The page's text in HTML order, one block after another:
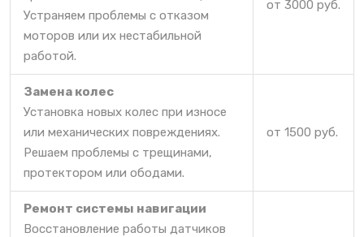
Устраняем проблемы с отказом
моторов или их нестабильной
работой.
от 3000 руб.
Замена колес
Установка новых колес при износе
или механических повреждениях.
Решаем проблемы с трещинами,
протектором или ободами.
от 1500 руб.
Ремонт системы навигации
Восстановление работы датчиков